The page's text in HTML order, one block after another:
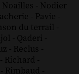
Noailles - Nodier
- Pavie -
du terrail -
- Qaderi -
- Reclus -
- Richard -
- Rimbaud -